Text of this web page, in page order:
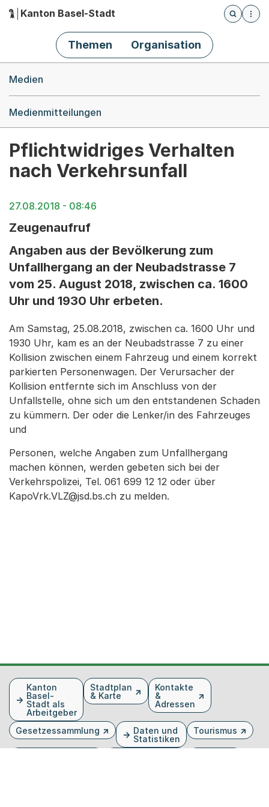
Hauptnavigation
Kanton Basel-Stadt
Öffnet
Themen Organisation
Medien
Medienmitteilungen
Pflichtwidriges Verhalten
nach Verkehrsunfall
27.08.2018 - 08:46
Zeugenaufruf
Angaben aus der Bevölkerung zum
Unfallhergang an der Neubadstrasse 7
vom 25. August 2018, zwischen ca. 1600
Uhr und 1930 Uhr erbeten.
Am Samstag, 25.08.2018, zwischen ca. 1600 Uhr und
1930 Uhr, kam es an der Neubadstrasse 7 zu einer
Kollision zwischen einem Fahrzeug und einem korrekt
parkierten Personenwagen. Der Verursacher der
Kollision entfernte sich im Anschluss von der
Unfallstelle, ohne sich um den entstandenen Schaden
zu kümmern. Der oder die Lenker/in des Fahrzeuges
und
Personen, welche Angaben zum Unfallhergang
machen können, werden gebeten sich bei der
Verkehrspolizei, Tel. 061 699 12 12 oder über
KapoVrk.VLZ@jsd.bs.ch zu melden.
FusszeileKanton
Basel-
Stadt als
Arbeitgeber
Stadtplan
& Karte
Kontakte
&
Adressen
Gesetzessammlung
Daten und
Statistiken
Tourismus